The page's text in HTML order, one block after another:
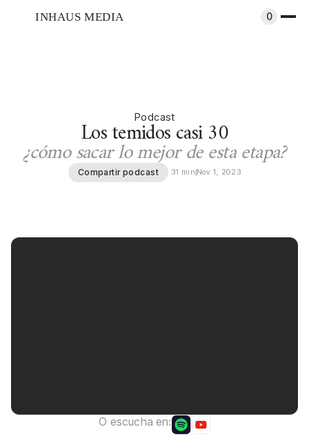
INHAUS MEDIA 0
Podcast
Los temidos casi 30
¿cómo sacar lo mejor de esta etapa?
Compartir podcast 31 minNov 1, 2023
O escucha en: